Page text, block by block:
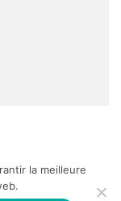
offerts pour
la meilleure